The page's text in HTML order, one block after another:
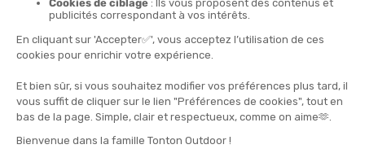
Abonnez-vous !
LES + DE TONTON OUTDOOR